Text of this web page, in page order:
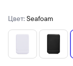
Цвет: Seafoam